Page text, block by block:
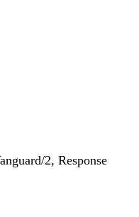
2, Response